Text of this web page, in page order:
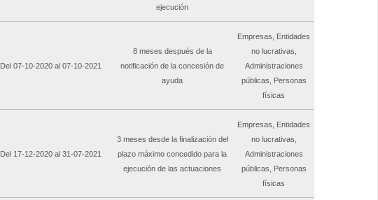
ejecución
Del 07-10-2020 al 07-10-2021
8 meses después de la
notificación de la concesión de
ayuda
Empresas, Entidades
no lucrativas,
Administraciones
públicas, Personas
físicas
Del 17-12-2020 al 31-07-2021
3 meses desde la finalización del
plazo máximo concedido para la
ejecución de las actuaciones
Empresas, Entidades
no lucrativas,
Administraciones
públicas, Personas
físicas